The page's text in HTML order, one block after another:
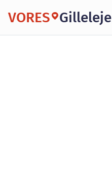
VORES Gilleleje